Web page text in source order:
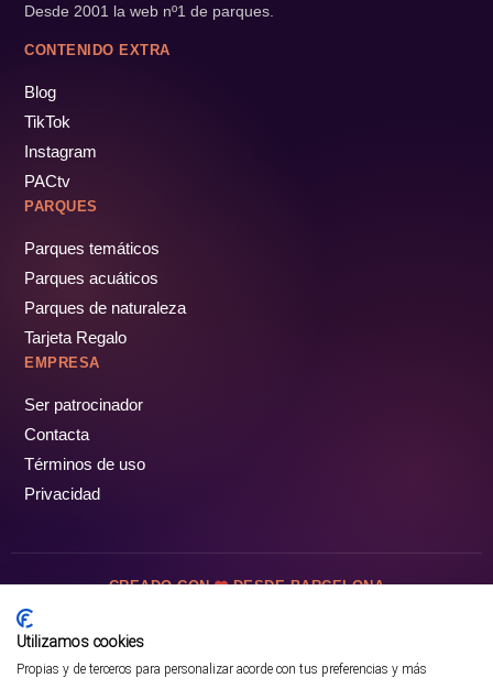
Desde 2001 la web nº1 de parques.
CONTENIDO EXTRA
Blog
TikTok
Instagram
PACtv
PARQUES
Parques temáticos
Parques acuáticos
Parques de naturaleza
Tarjeta Regalo
EMPRESA
Ser patrocinador
Contacta
Términos de uso
Privacidad
CREADO CON DESDE BARCELONA
Utilizamos cookies
Propias y de terceros para personalizar acorde con tus preferencias y más